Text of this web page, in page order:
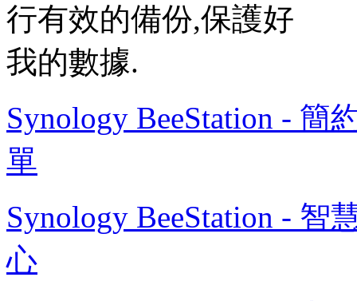
行有效的備份,保護好
我的數據.
Synology BeeStation -
單
Synology BeeStation -
心